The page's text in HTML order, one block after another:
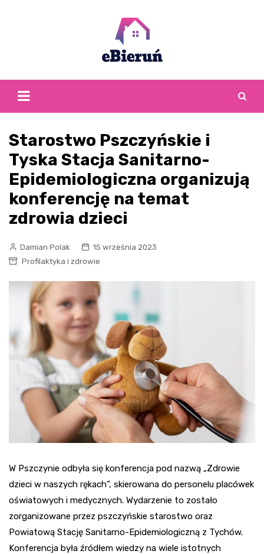
Starostwo Pszczyńskie i
Tyska Stacja Sanitarno-
Epidemiologiczna organizują
konferencję na temat
zdrowia dzieci
Damian Polak
15 września 2023
Profilaktyka i zdrowie
W Pszczynie odbyła się konferencja pod nazwą „Zdrowie
dzieci w naszych rękach”, skierowana do personelu placówek
oświatowych i medycznych. Wydarzenie to zostało
zorganizowane przez pszczyńskie starostwo oraz
Powiatową Stację Sanitarno-Epidemiologiczną z Tychów.
Konferencja była źródłem wiedzy na wiele istotnych